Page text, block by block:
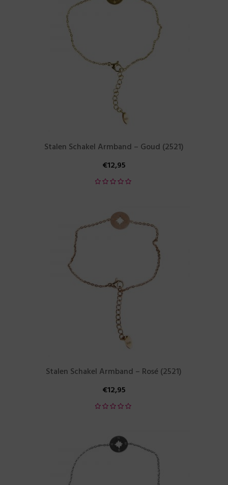
Stalen Schakel Armband – Goud (2521)
€12,95
Stalen Schakel Armband – Rosé (2521)
€12,95